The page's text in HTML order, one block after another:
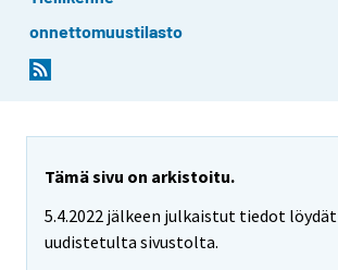
onnettomuustilasto
Tämä sivu on arkistoitu.
5.4.2022 jälkeen julkaistut tiedot löydät
uudistetulta sivustolta.